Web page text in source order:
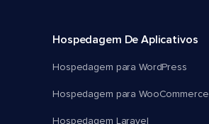
Hospedagem De Aplicativos
Hospedagem para WordPress
Hospedagem para WooCommerce
Hospedagem Laravel